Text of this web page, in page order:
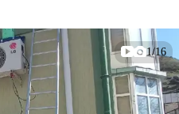
1/16